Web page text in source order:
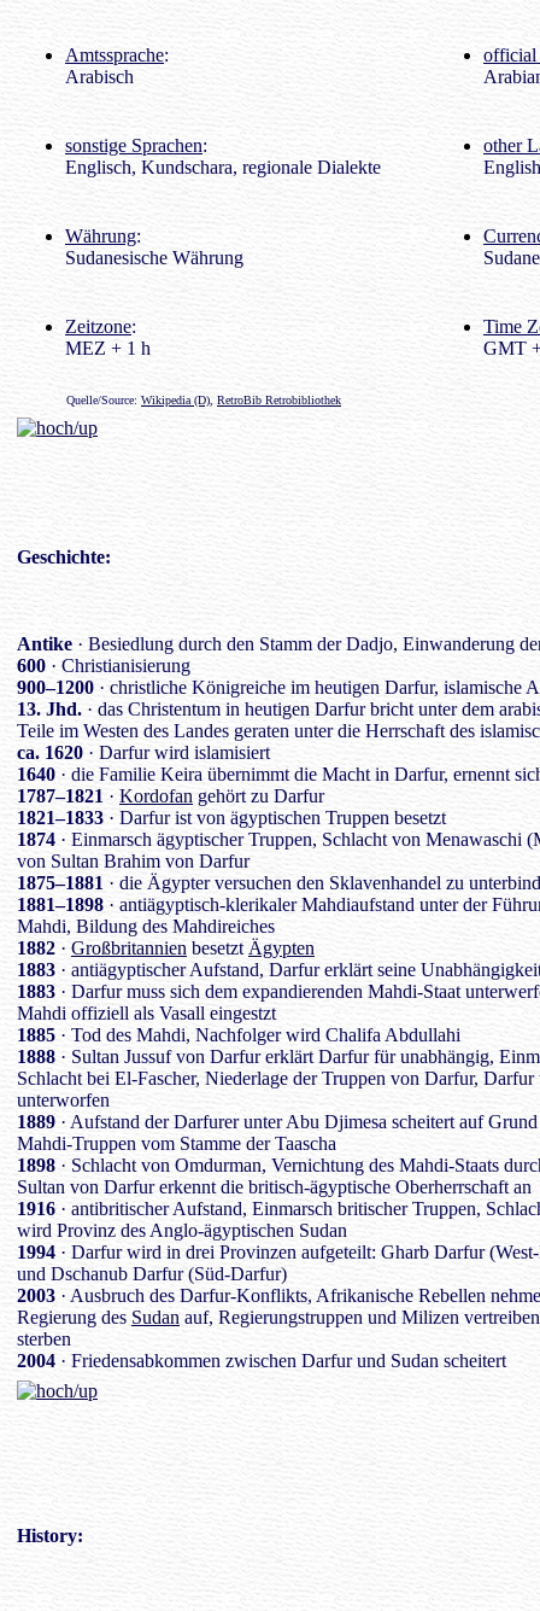
Amtssprache:
Arabisch
official
sonstige Sprachen:
Englisch, Kundschara, regionale Dialekte
other
Währung:
Sudanesische Währung
Zeitzone:
MEZ + 1 h
Time
GMT
Quelle/Source: Wikipedia (D) RetroBib Retrobibliothek
Geschichte:
Antike · Besiedlung durch den Stamm der Dadjo, Einwanderung
600 · Christianisierung
900–1200 · christliche Königreiche im heutigen Darfur, islamische
13. Jhd. · das Christentum in heutigen Darfur bricht unter dem
Teile im Westen des Landes geraten unter die Herrschaft des
ca. 1620 · Darfur wird islamisiert
1640 · die Familie Keira übernimmt die Macht in Darfur, ernennt
1787–1821 · Kordofan gehört zu Darfur
1821–1833 · Darfur ist von ägyptischen Truppen besetzt
1874 · Einmarsch ägyptischer Truppen, Schlacht von Menawaschi
von Sultan Brahim von Darfur
1875–1881 · die Ägypter versuchen den Sklavenhandel zu
1881–1898 · antiägyptisch-klerikaler Mahdiaufstand unter der
Mahdi, Bildung des Mahdireiches
1882 · Großbritannien besetzt Ägypten
1883 · antiägyptischer Aufstand, Darfur erklärt seine
1883 · Darfur muss sich dem expandierenden Mahdi-Staat
Mahdi offiziell als Vasall eingestzt
1885 · Tod des Mahdi, Nachfolger wird Chalifa Abdullahi
1888 · Sultan Jussuf von Darfur erklärt Darfur für unabhängig,
Schlacht bei El-Fascher, Niederlage der Truppen von Darfur,
unterworfen
1889 · Aufstand der Darfurer unter Abu Djimesa scheitert auf
Mahdi-Truppen vom Stamme der Taascha
1898 · Schlacht von Omdurman, Vernichtung des Mahdi-Staats
Sultan von Darfur erkennt die britisch-ägyptische Oberherrschaft an
1916 · antibritischer Aufstand, Einmarsch britischer Truppen,
wird Provinz des Anglo-ägyptischen Sudan
1994 · Darfur wird in drei Provinzen aufgeteilt: Gharb Darfur
und Dschanub Darfur (Süd-Darfur)
2003 · Ausbruch des Darfur-Konflikts, Afrikanische Rebellen
Regierung des Sudan auf, Regierungstruppen und Milizen
sterben
2004 · Friedensabkommen zwischen Darfur und Sudan scheitert
History: